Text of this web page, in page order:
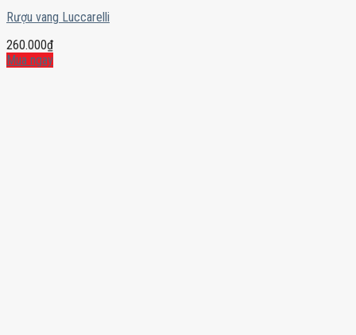
Rượu vang Luccarelli
260.000₫
Mua ngay